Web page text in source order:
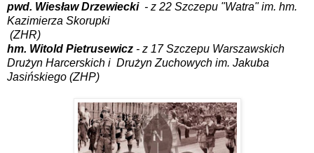
pwd. Wiesław Drzewiecki - z 22 Szczepu "Watra" im. hm.
Kazimierza Skorupki
(ZHR)
hm. Witold Pietrusewicz - z 17 Szczepu Warszawskich
Drużyn Harcerskich i Drużyn Zuchowych im. Jakuba
Jasińskiego (ZHP)